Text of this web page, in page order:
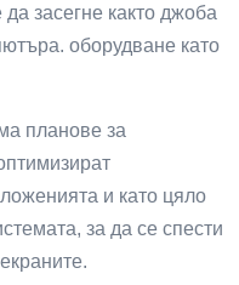
засегне както джоба
оборудване като
планове за
и като цяло
за да се спести